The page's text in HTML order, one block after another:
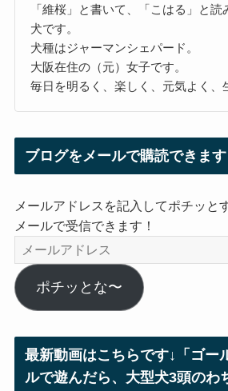
「維桜」と書いて、「こはる」と読
犬です。
犬種はジャーマンシェパード。
大阪在住の（元）女子です。
毎日を明るく、楽しく、元気よく、
ブログをメールで購読できます
メールアドレスを記入してポチッと
メールで受信できます！
メ
ー
ル
ア
ス
ポチッとな〜
最新動画はこちらです↓「ゴー
ルで遊んだら、大型犬3頭のわ